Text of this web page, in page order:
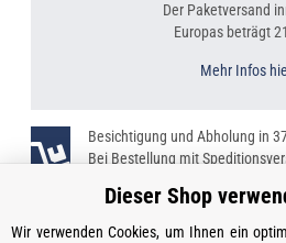
Der Paketversand
Europas beträgt
Mehr Infos
Besichtigung und Abholung in
Bei Bestellung mit
Dieser Shop
Wir verwenden Cookies, um Ihnen ein